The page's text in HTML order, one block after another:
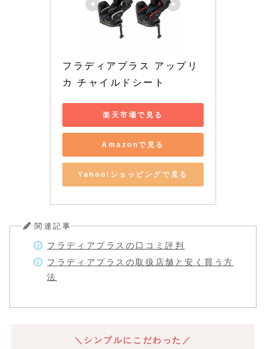
フラディアプラス アップリ
カ チャイルドシート
楽天市場で見る
Amazonで見る
Yahoo!ショッピングで見る
関連記事
フラディアプラスの口コミ評判
フラディアプラスの取扱店舗と安く買う方
法
＼シンプルにこだわった／